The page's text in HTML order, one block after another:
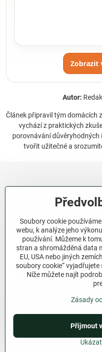
Zobrazit
Autor:
Článek připravil tým domácích
vychází z praktických
porovnávání důvěryhodných
tvořit užitečné a
Chci se přihlásit k odběru
©2026CopyrightPředvolby
Vytvořeno
Soubory cookie
webu, k analýze jeho
používání. Můžeme k
stran a shromážděná data
EU, USA nebo jiných
soubory cookie“
Níže můžete najít
Zásady
Přijmout